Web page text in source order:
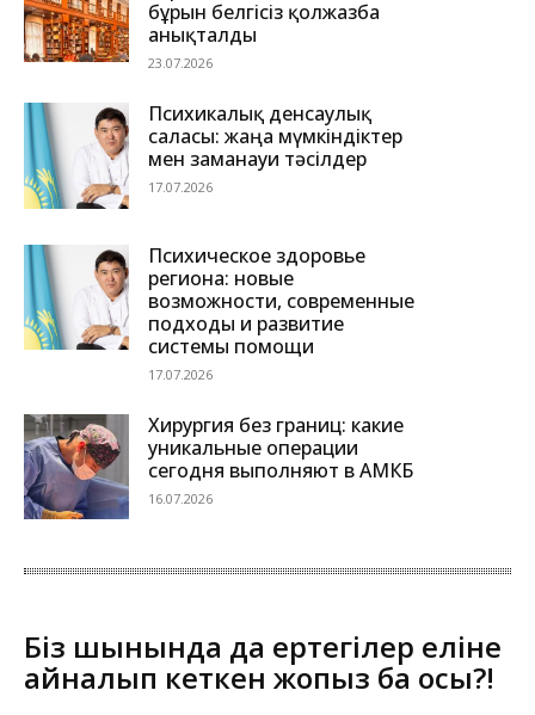
бұрын белгісіз қолжазба
анықталды
23.07.2026
Психикалық денсаулық
саласы: жаңа мүмкіндіктер
мен заманауи тәсілдер
17.07.2026
Психическое здоровье
региона: новые
возможности, современные
подходы и развитие
системы помощи
17.07.2026
Хирургия без границ: какие
уникальные операции
сегодня выполняют в АМКБ
16.07.2026